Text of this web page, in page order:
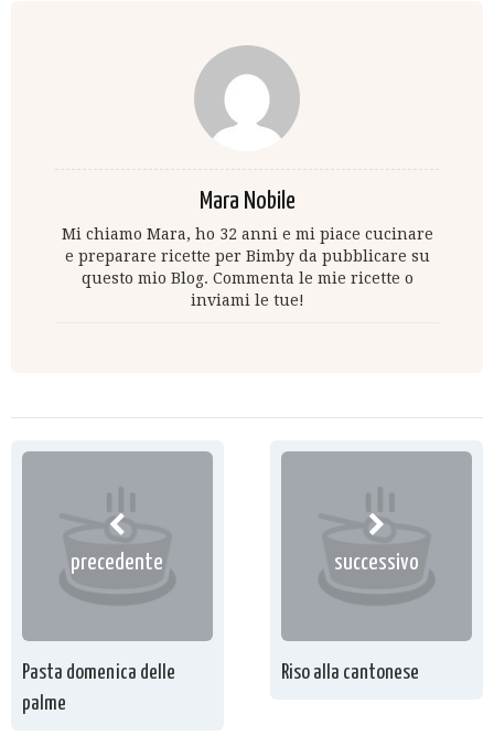
Mara Nobile
Mi chiamo Mara, ho 32 anni e mi piace cucinare
e preparare ricette per Bimby da pubblicare su
questo mio Blog. Commenta le mie ricette o
inviami le tue!
precedente
Pasta domenica delle
palme
successivo
Riso alla cantonese